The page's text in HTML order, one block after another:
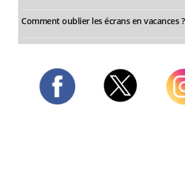
Comment oublier les écrans en vacances ?